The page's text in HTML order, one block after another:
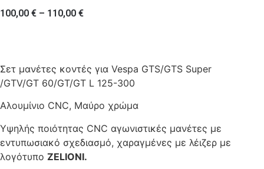
100,00 € – 110,00 €
Σετ μανέτες κοντές για Vespa GTS/GTS Super
/GTV/GT 60/GT/GT L 125-300
Αλουμίνιο CNC, Μαύρο χρώμα
Υψηλής ποιότητας CNC αγωνιστικές μανέτες με
εντυπωσιακό σχεδιασμό, χαραγμένες με λέιζερ με
λογότυπο ZELIONI.